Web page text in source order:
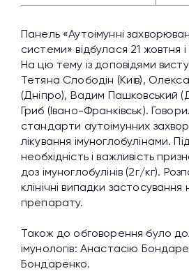
Панель «Аутоімунні
системи» відбулася 21 жовтня
На цю тему із доповідями
Тетяна Слободін (Київ),
(Дніпро), Вадим Пашковський
Гриб (Івано-Франківськ).
стандарти аутоімунних
лікування імуноглобулінами.
необхідність і важливість
доз імуноглобулінів (2г/кг).
клінічні випадки
препарату.
Також до обговорення було
імунологів: Анастасію
Бондаренко.